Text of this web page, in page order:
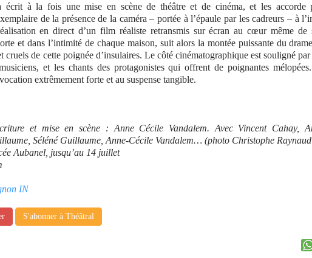
écrit à la fois une mise en scène de théâtre et de cinéma, et les accorde
de la présence de la caméra – portée à l’épaule par les cadreurs – à
en direct d’un film réaliste retransmis sur écran au cœur même de
et dans l’intimité de chaque maison, suit alors la montée puissante du
de cette poignée d’insulaires. Le côté cinématographique est souligné par
et les chants des protagonistes qui offrent de poignantes
extrêmement forte et au suspense tangible.
et mise en scène : Anne Cécile Vandalem. Avec Vincent Cahay,
Séléné Guillaume, Anne-Cécile Vandalem… (photo Christophe
Aubanel, jusqu’au 14 juillet
IN
S'abonner à Théâtral